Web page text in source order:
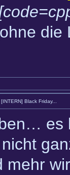
die
Black Friday...
es
mehr